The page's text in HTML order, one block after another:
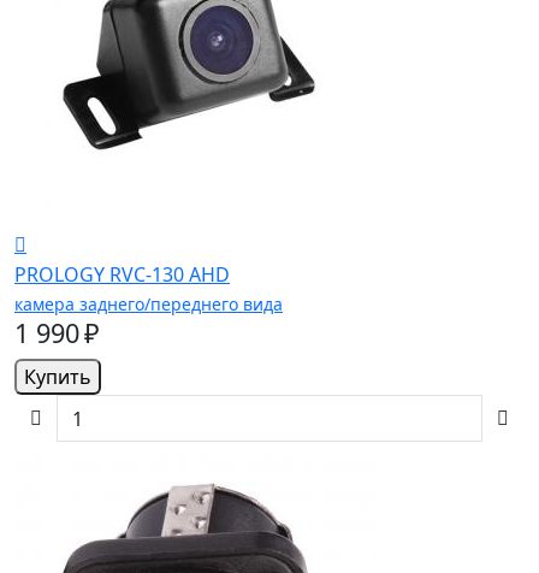
PROLOGY RVC-130 AHD
камера заднего/переднего вида
1 990 ₽
Купить